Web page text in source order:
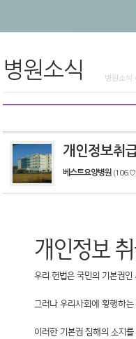
병원소식 병원소식
개인정보취
베스트요양병원
개인정보
우리 헌법은 국민의 기본권
그러나 우리사회에 횡행하
이러한 기본권 침해의 소지